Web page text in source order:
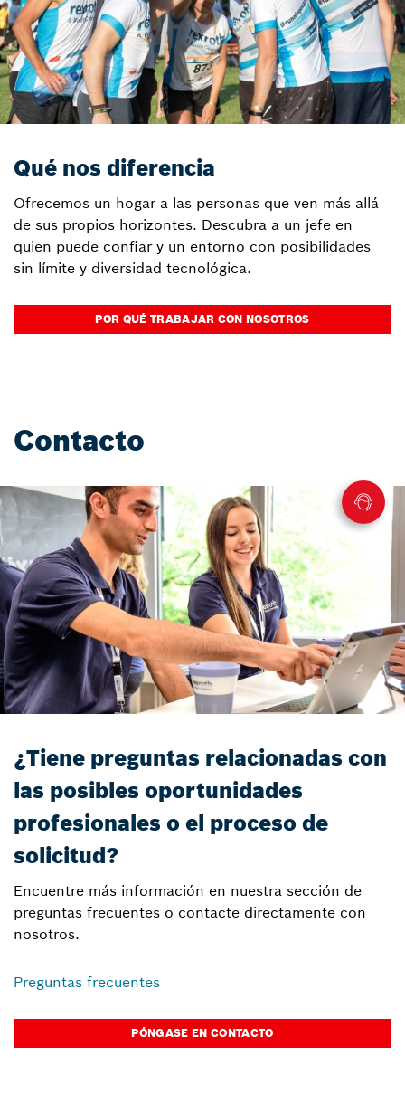
Qué nos diferencia
Ofrecemos un hogar a las personas que ven más allá
de sus propios horizontes. Descubra a un jefe en
quien puede confiar y un entorno con posibilidades
sin límite y diversidad tecnológica.
POR QUÉ TRABAJAR CON NOSOTROS
Contacto
¿Tiene preguntas relacionadas con
las posibles oportunidades
profesionales o el proceso de
solicitud?
Encuentre más información en nuestra sección de
preguntas frecuentes o contacte directamente con
nosotros.
Preguntas frecuentes
PÓNGASE EN CONTACTO